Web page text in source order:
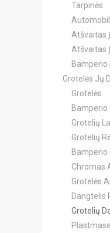
Tarpinės
Atšvaitas
Atšvaitas
Bamperio
Grotelės Jų
Grotelės
Bamperio
Grotelių
Grotelių
Bamperio
Chromas
Grotelės
Dangtelis
Grotelių